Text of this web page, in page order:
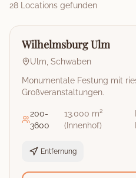
28 Locations gefunden
Burg
Wilhelmsburg Ulm
Ulm Schwaben
Monumentale Festung mit
Großveranstaltungen.
200-
3600
13.000 m²
(Innenhof)
Entfernung